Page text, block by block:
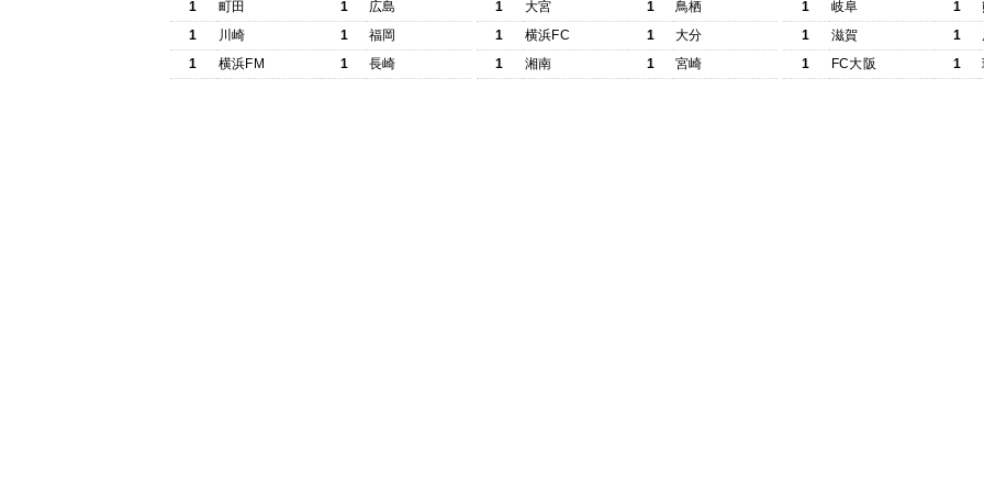
1
町田 1
広島
1
川崎 1
福岡
1
横浜FM 1 長崎
1
大宮 1
鳥栖
1
横浜FC 1
大分
1
湘南 1 宮崎
1
岐阜 1
1
滋賀 1
1
FC大阪 1